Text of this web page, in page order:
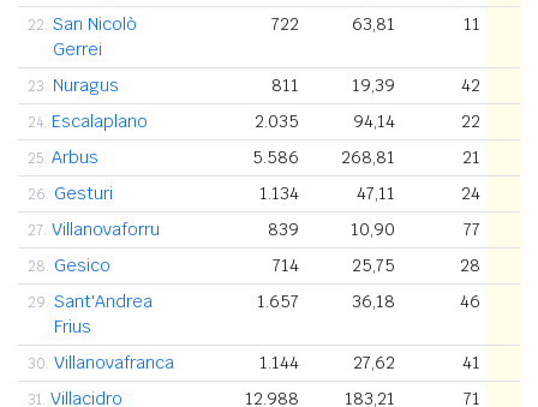
22. San Nicolò
Gerrei
722 63,81 11
23. Nuragus 811 19,39 42
24. Escalaplano 2.035 94,14 22
25. Arbus 5.586 268,81 21
26. Gesturi 1.134 47,11 24
27. Villanovaforru 839 10,90 77
28. Gesico 714 25,75 28
29. Sant'Andrea
Frius
1.657 36,18 46
30. Villanovafranca 1.144 27,62 41
31. Villacidro 12.988 183,21 71